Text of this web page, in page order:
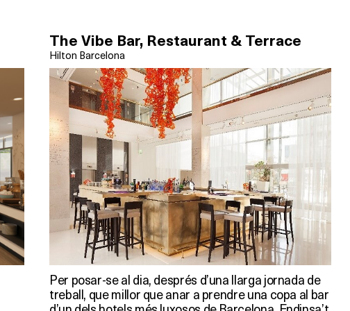
The Vibe Bar, Restaurant & Terrace
Hilton Barcelona
Per posar-se al dia, després d’una llarga jornada de
treball, que millor que anar a prendre una copa al bar